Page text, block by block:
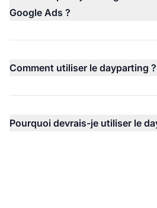
Google Ads ?
Comment utiliser le dayparting ?
Pourquoi devrais-je utiliser le